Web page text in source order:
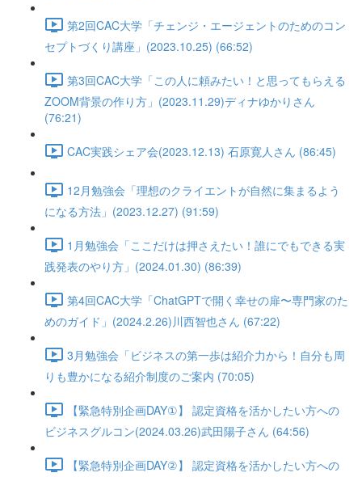
第2回CAC大学「チェンジ・エージェントのためのコン
セプトづくり講座」(2023.10.25) (66:52)
第3回CAC大学「この人に頼みたい！と思ってもらえる
ZOOM背景の作り方」(2023.11.29)ディナゆかりさん
(76:21)
CAC実践シェア会(2023.12.13) 石原寛人さん (86:45)
12月勉強会「理想のクライエントが自然に集まるよう
になる方法」(2023.12.27) (91:59)
1月勉強会「ここだけは押さえたい！誰にでもできる実
践発表のやり方」(2024.01.30) (86:39)
第4回CAC大学「ChatGPTで開く幸せの扉〜専門家のた
めのガイド」(2024.2.26)川西智也さん (67:22)
3月勉強会「ビジネスの第一歩は紹介力から！自分も周
りも豊かになる紹介制度のご案内 (70:05)
【緊急特別企画DAY①】 認定資格を活かしたい方への
ビジネスグルコン(2024.03.26)武田陽子さん (64:56)
【緊急特別企画DAY②】 認定資格を活かしたい方への